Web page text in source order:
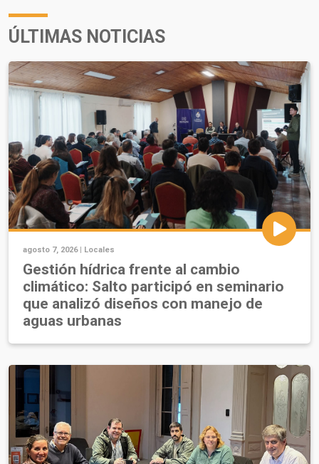
ÚLTIMAS NOTICIAS
agosto 7, 2026 | Locales
Gestión hídrica frente al cambio
climático: Salto participó en seminario
que analizó diseños con manejo de
aguas urbanas